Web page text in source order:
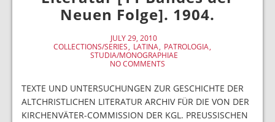
Neuen Folge]. 1904.
JULY 29, 2010
COLLECTIONS/SERIES
LATINA PATROLOGIA
STUDIA/MONOGRAPHIAE
NO COMMENTS
TEXTE UND UNTERSUCHUNGEN ZUR GESCHICHTE DER
ALTCHRISTLICHEN LITERATUR ARCHIV FÜR DIE VON DER
KIRCHENVÄTER-COMMISSION DER KGL. PREUSSISCHEN